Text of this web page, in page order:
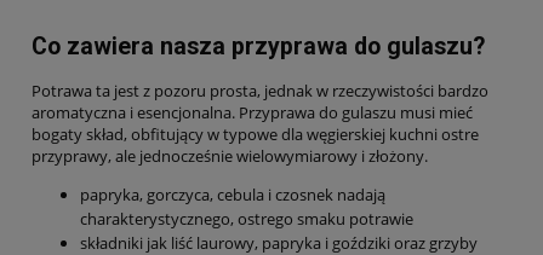
Co zawiera nasza przyprawa do gulaszu?
Potrawa ta jest z pozoru prosta, jednak w rzeczywistości bardzo
aromatyczna i esencjonalna. Przyprawa do gulaszu musi mieć
bogaty skład, obfitujący w typowe dla węgierskiej kuchni ostre
przyprawy, ale jednocześnie wielowymiarowy i złożony.
papryka, gorczyca, cebula i czosnek nadają
charakterystycznego, ostrego smaku potrawie
składniki jak liść laurowy, papryka i goździki oraz grzyby